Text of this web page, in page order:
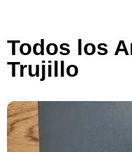
Todos los
Trujillo